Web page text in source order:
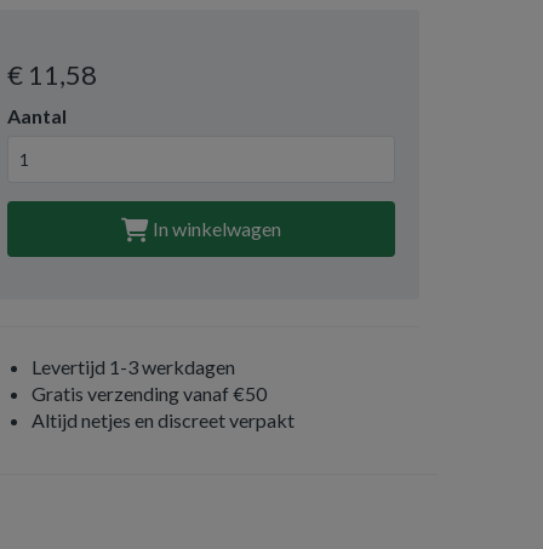
€ 11,58
Aantal
In winkelwagen
Levertijd 1-3 werkdagen
Gratis verzending vanaf €50
Altijd netjes en discreet verpakt